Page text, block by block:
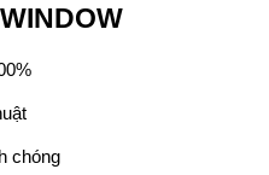
chóng